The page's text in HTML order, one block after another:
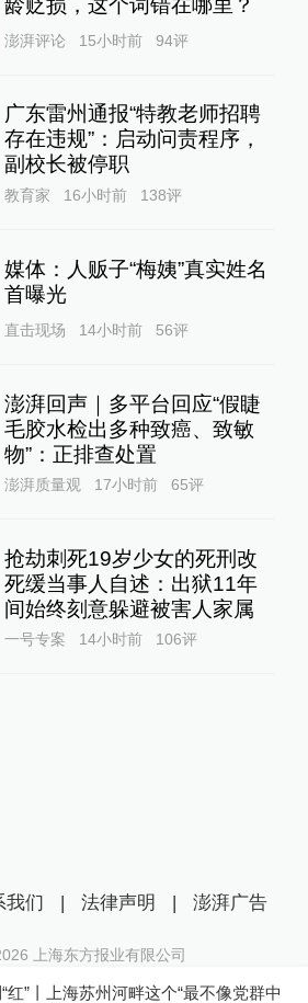
澎湃评论 15小时前 94评
广东雷州通报“特教老师招聘
存在违规”：启动问责程序，
副校长被停职
教育家 16小时前 138评
媒体：人贩子“梅姨”真实姓名
首曝光
直击现场 14小时前 56评
澎湃回声｜多平台回应“假睫
毛胶水检出多种致癌、致敏
物”：正排查处置
澎湃质量观 17小时前 65评
抢劫刺死19岁少女的死刑改
死缓当事人自述：出狱11年
间始终刻意躲避被害人家属
一号专案 14小时前 106评
中
我们 | 法律声明 | 澎湃广告
上海东方报业有限公司
20170116 | 沪ICP备14003370号